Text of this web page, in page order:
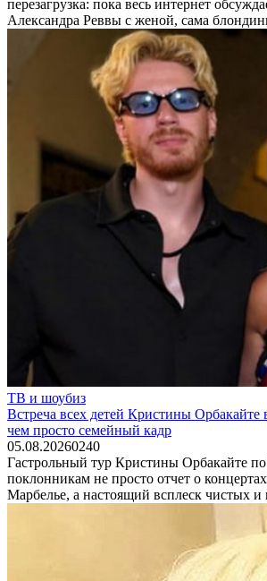
перезагрузка: пока весь интернет
Александра Реввы с женой, сама
ТВ и шоубиз
Встреча всех детей Кристины
чем просто семейный кадр
05.08.20260240
Гастрольный тур Кристины Орбакайте
поклонникам не просто отчет о
Марбелье, а настоящий всплеск чистых